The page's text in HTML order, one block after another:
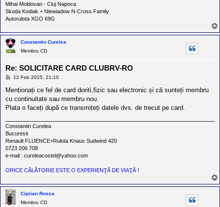
Mihai Moldovan - Cluj Napoca
Skoda Kodiak + Niewiadow N-Cross Family
Autorulota XGO 69G
Constantin Curelea
Membru CD
Re: SOLICITARE CARD CLUBRV-RO
M
s
j
12 Feb 2025, 21:10
Menționați ce fel de card doriti,fizic sau electronic și că sunteți membru
cu continuitate sau membru nou.
Plata o faceți după ce transmiteți datele dvs. de trecut pe card.
Constantin Curelea
Bucuresti
Renault FLUENCE+Rulota Knaus Sudwind 420
0723 206 708
e-mail : cureleacostel@yahoo.com
ORICE CĂLĂTORIE ESTE O EXPERIENŢĂ DE VIAŢĂ !
Ciprian Rosca
Membru CD